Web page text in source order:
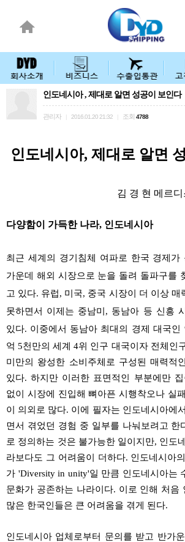
인도네시아 , 제대로 알면 성공이 보인다
관리자 2016.01.20 21:32 조회 4788
인도네시아, 제대로 알면
김 경 현 메르
다양함이 가득한 나라, 인도네시아
최근 세계의 경기침체 여파로 한국 경제가
가운데 해외 시장으로 눈을 돌려 돌파구를
고 있다. 유럽, 미국, 중국 시장이 더 이상 매
못하면서 이제는 중남미, 동남아 등 신흥
있다. 이중에서 동남아 최대의 경제 대국인
억 5천만의 세계 4위 인구 대국이자 전체인
미만의 왕성한 소비주체로 구성된 매력적
있다. 하지만 이러한 표면적인 부분에만
없이 시장에 진입해 뼈아픈 시행착오나 실
이 의외로 많다. 이에 필자는 인도네시아에
면서 겪었던 경험 중 일부를 나눠보려고 한
로 정의하는 것은 불가능한 일이지만, 인도
라보다도 그 어려움이 더하다. 인도네시아
가 'Diversity in unity'일 만큼 인도네시아는
문화가 공존하는 나라이다. 이로 인해 처음
많은 한국인들은 큰 어려움을 겪게 된다.
인도네시아 업체로부터 문의를 받고 반가